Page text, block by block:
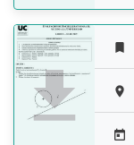



